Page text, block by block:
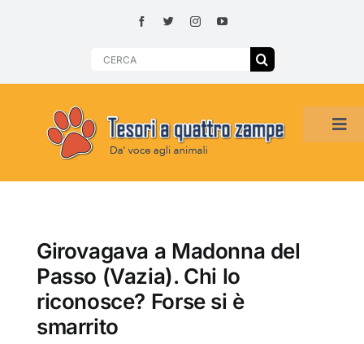
Search
HOME
SMARRITI O DA ADOTTARE
Girovagava a Madonna del
Passo (Vazia). Chi lo
riconosce? Forse si è
smarrito